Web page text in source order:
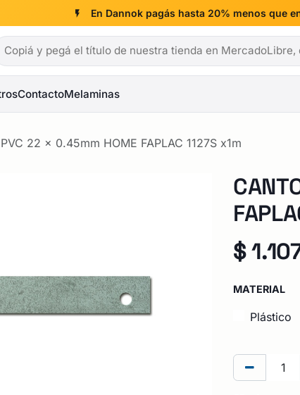
En Dannok pagás hasta 20% menos que
ContactoMelaminas
22 x 0.45mm HOME FAPLAC 1127S x1m
$
MATERIAL
Plástico